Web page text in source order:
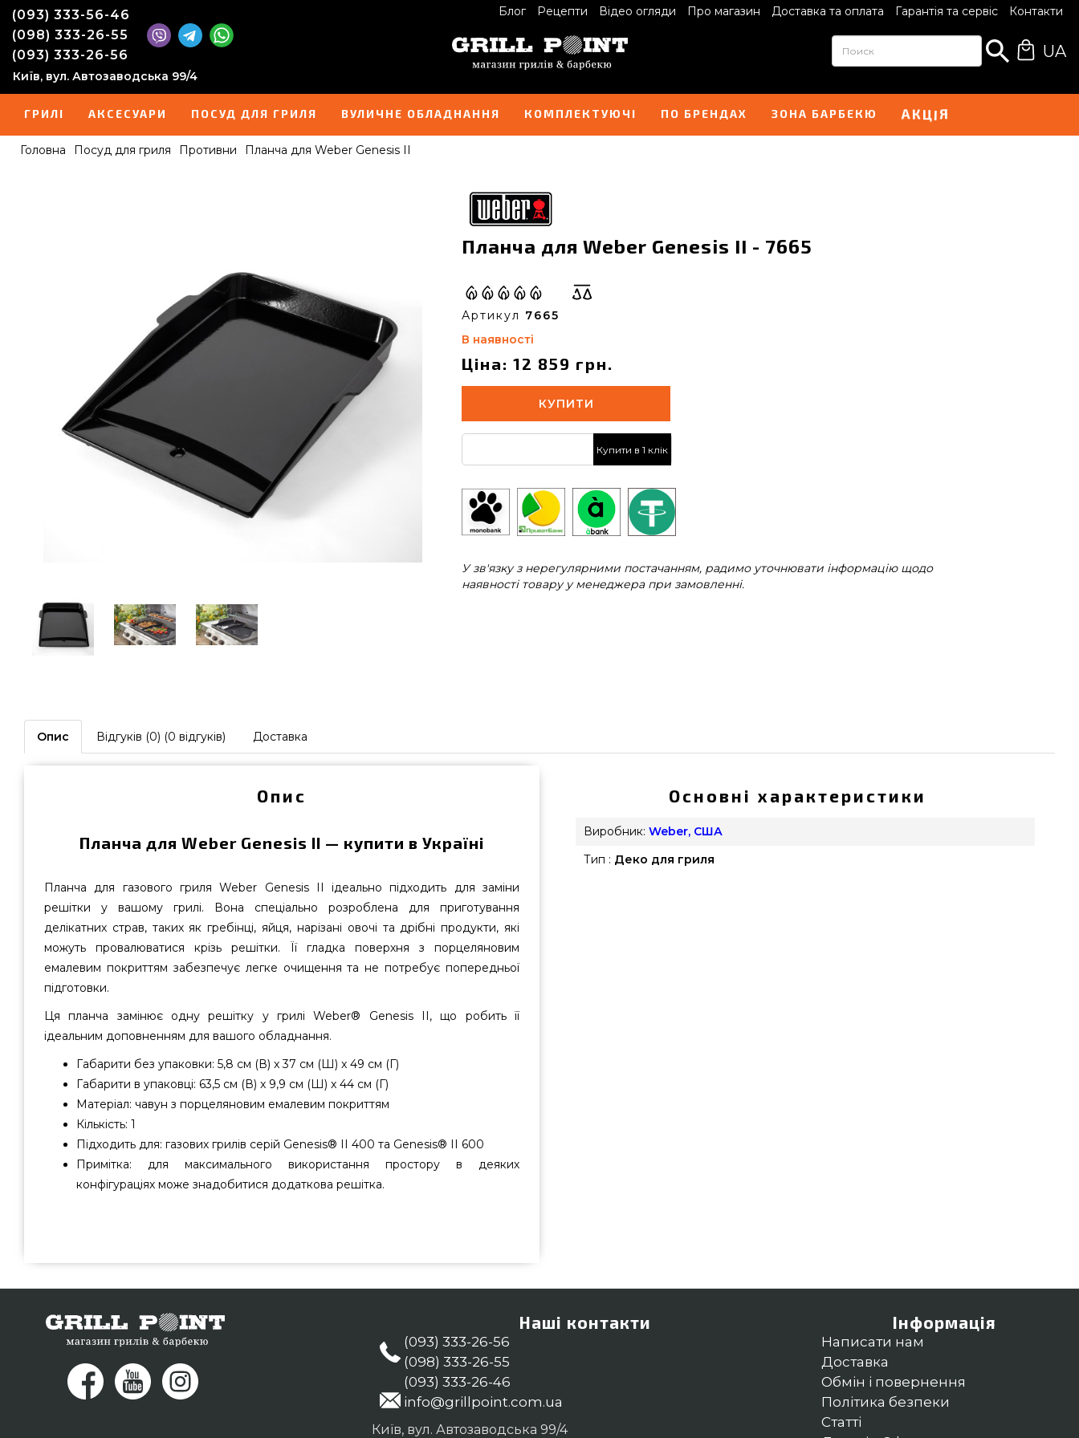
Блог Рецепти Відео огляди Про магазин Доставка та оплата Гарантія та сервіс Контакти
(093) 333-56-46
(098) 333-26-55
(093) 333-26-56
Київ, вул. Автозаводська 99/4
UA
ГРИЛІ АКСЕСУАРИ ПОСУД ДЛЯ ГРИЛЯ ВУЛИЧНЕ ОБЛАДНАННЯ КОМПЛЕКТУЮЧІ ПО БРЕНДАХ ЗОНА БАРБЕКЮ АКЦІЯ
Головна Посуд для гриля Противни Планча для Weber Genesis II
Планча для Weber Genesis II - 7665
Артикул 7665
В наявності
Ціна: 12 859 грн.
КУПИТИ
Купити в 1 клік
У зв'язку з нерегулярними постачанням, радимо уточнювати інформацію щодо
наявності товару у менеджера при замовленні.
Опис Відгуків (0) (0 відгуків) Доставка
Опис
Планча для Weber Genesis II — купити в Україні
Планча для газового гриля Weber Genesis II ідеально підходить для заміни
решітки у вашому грилі. Вона спеціально розроблена для приготування
делікатних страв, таких як гребінці, яйця, нарізані овочі та дрібні продукти, які
можуть провалюватися крізь решітки. Її гладка поверхня з порцеляновим
емалевим покриттям забезпечує легке очищення та не потребує попередньої
підготовки.
Ця планча замінює одну решітку у грилі Weber® Genesis II, що робить її
ідеальним доповненням для вашого обладнання.
Габарити без упаковки: 5,8 см (В) x 37 см (Ш) x 49 см (Г)
Габарити в упаковці: 63,5 см (В) x 9,9 см (Ш) x 44 см (Г)
Матеріал: чавун з порцеляновим емалевим покриттям
Кількість: 1
Підходить для: газових грилів серій Genesis® II 400 та Genesis® II 600
Примітка: для максимального використання простору в деяких
конфігураціях може знадобитися додаткова решітка.
Погляньте і купіть також Противни в онлайн каталозі GrillPoint. Зателефонуйте нашим
фахівцям на телефонний номер (098) 333-26-55 и мы допоможемо знайти мешканцям
Основні характеристики
Виробник: Weber, США
Тип : Деко для гриля
Наші контакти
(093) 333-26-56
(098) 333-26-55
(093) 333-26-46
info@grillpoint.com.ua
Київ, вул. Автозаводська 99/4
Інформація
Написати нам
Доставка
Обмін і повернення
Політика безпеки
Статті